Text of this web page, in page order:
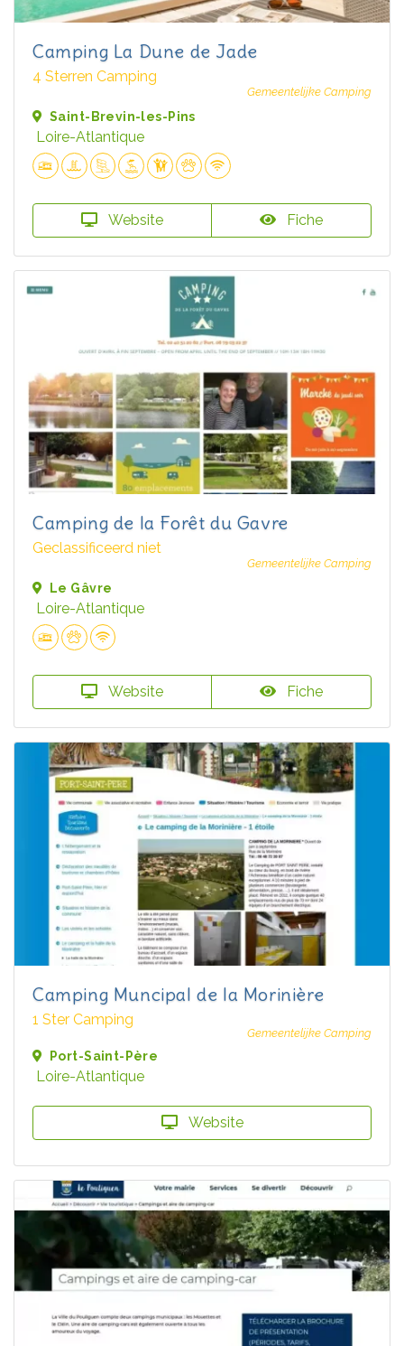
Camping La Dune de Jade
4 Sterren Camping
Gemeentelijke Camping
Saint-Brevin-les-Pins
Loire-Atlantique
Website Fiche
Camping de la Forêt du Gavre
Geclassificeerd niet
Gemeentelijke Camping
Le Gâvre
Loire-Atlantique
Website Fiche
Camping Muncipal de la Morinière
1 Ster Camping
Gemeentelijke Camping
Port-Saint-Père
Loire-Atlantique
Website